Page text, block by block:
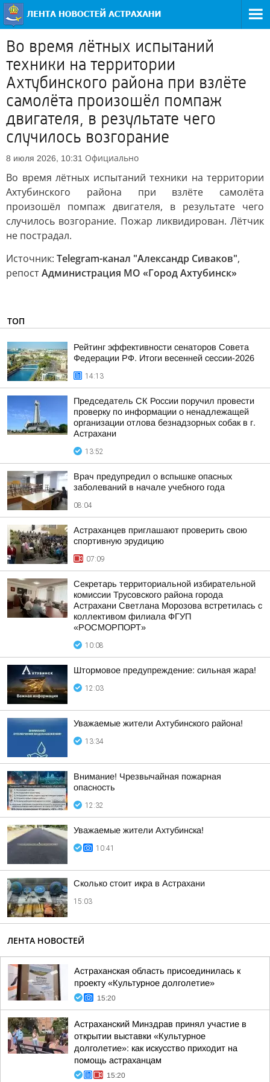
Во время лётных испытаний
техники на территории
Ахтубинского района при взлёте
самолёта произошёл помпаж
двигателя, в результате чего
случилось возгорание
8 июля 2026, 10:31 Официально
Во время лётных испытаний техники на территории
Ахтубинского района при взлёте самолёта
произошёл помпаж двигателя, в результате чего
случилось возгорание. Пожар ликвидирован. Лётчик
не пострадал.
Источник: Telegram-канал "Александр Сиваков",
репостАдминистрация МО «Город Ахтубинск»
ТОП
Рейтинг эффективности сенаторов Совета
Федерации РФ. Итоги весенней сессии-2026
14:13
Председатель СК России поручил провести
проверку по информации о ненадлежащей
организации отлова безнадзорных собак в г.
Астрахани
13:52
Врач предупредил о вспышке опасных
заболеваний в начале учебного года
08:04
Астраханцев приглашают проверить свою
спортивную эрудицию
07:09
Секретарь территориальной избирательной
комиссии Трусовского района города
Астрахани Светлана Морозова встретилась с
коллективом филиала ФГУП
«РОСМОРПОРТ»
10:08
Штормовое предупреждение: сильная жара!
12:03
Уважаемые жители Ахтубинского района!
13:34
Внимание! Чрезвычайная пожарная
опасность
12:32
Уважаемые жители Ахтубинска!
10:41
Сколько стоит икра в Астрахани
15:03
ЛЕНТА НОВОСТЕЙ
Астраханская область присоединилась к
проекту «Культурное долголетие»
15:20
Астраханский Минздрав принял участие в
открытии выставки «Культурное
долголетие»: как искусство приходит на
помощь астраханцам
15:20